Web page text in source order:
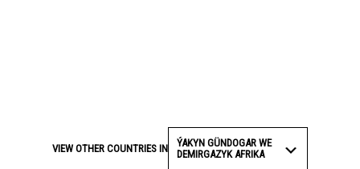
VIEW OTHER COUNTRIES IN
ÝAKYN GÜNDOGAR WE
DEMIRGAZYK AFRIKA